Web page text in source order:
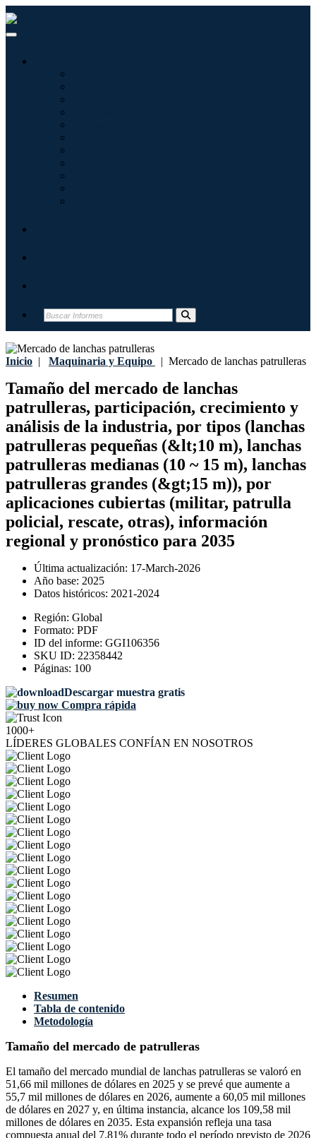
Inicio | Maquinaria y Equipo | Mercado de lanchas patrulleras
Tamaño del mercado de lanchas
patrulleras, participación, crecimiento y
análisis de la industria, por tipos (lanchas
patrulleras pequeñas (&lt;10 m), lanchas
patrulleras medianas (10 ~ 15 m), lanchas
patrulleras grandes (&gt;15 m)), por
aplicaciones cubiertas (militar, patrulla
policial, rescate, otras), información
regional y pronóstico para 2035
Última actualización: 17-March-2026
Año base: 2025
Datos históricos: 2021-2024
Región: Global
Formato: PDF
ID del informe: GGI106356
SKU ID: 22358442
Páginas: 100
Descargar muestra gratis
Compra rápida
1000+
LÍDERES GLOBALES CONFÍAN EN NOSOTROS
Resumen
Tabla de contenido
Metodología
Tamaño del mercado de patrulleras
El tamaño del mercado mundial de lanchas patrulleras se valoró en
51,66 mil millones de dólares en 2025 y se prevé que aumente a
55,7 mil millones de dólares en 2026, aumente a 60,05 mil millones
de dólares en 2027 y, en última instancia, alcance los 109,58 mil
millones de dólares en 2035. Esta expansión refleja una tasa
compuesta anual del 7,81% durante todo el período previsto de 2026